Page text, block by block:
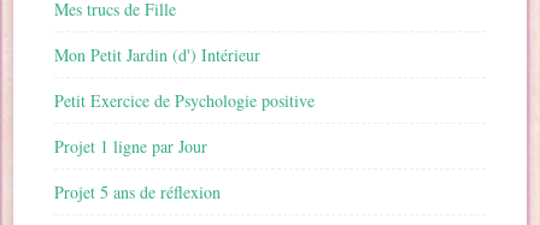
Mes trucs de Fille
Mon Petit Jardin (d') Intérieur
Petit Exercice de Psychologie positive
Projet 1 ligne par Jour
Projet 5 ans de réflexion